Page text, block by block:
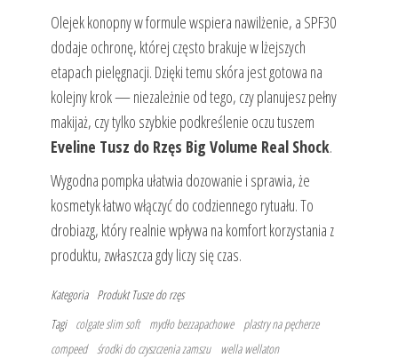
Olejek konopny w formule wspiera nawilżenie, a SPF30
dodaje ochronę, której często brakuje w lżejszych
etapach pielęgnacji. Dzięki temu skóra jest gotowa na
kolejny krok — niezależnie od tego, czy planujesz pełny
makijaż, czy tylko szybkie podkreślenie oczu tuszem
Eveline Tusz do Rzęs Big Volume Real Shock.
Wygodna pompka ułatwia dozowanie i sprawia, że
kosmetyk łatwo włączyć do codziennego rytuału. To
drobiazg, który realnie wpływa na komfort korzystania z
produktu, zwłaszcza gdy liczy się czas.
Kategoria Produkt Tusze do rzęs
Tagi colgate slim soft mydło bezzapachowe
plastry na pęcherze
compeed
środki do czyszczenia zamszu wella wellaton